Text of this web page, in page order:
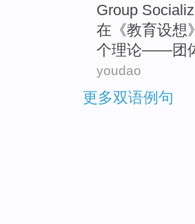
Group
在 《教育设想》
个理论——团
youdao
更多双语例句